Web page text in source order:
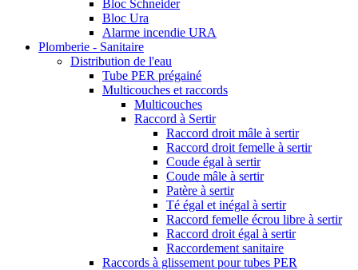
Bloc Schneider
Bloc Ura
Alarme incendie URA
Plomberie - Sanitaire
Distribution de l'eau
Tube PER prégainé
Multicouches et raccords
Multicouches
Raccord à Sertir
Raccord droit mâle à sertir
Raccord droit femelle à sertir
Coude égal à sertir
Coude mâle à sertir
Patère à sertir
Té égal et inégal à sertir
Raccord femelle écrou libre à sertir
Raccord droit égal à sertir
Raccordement sanitaire
Raccords à glissement pour tubes PER